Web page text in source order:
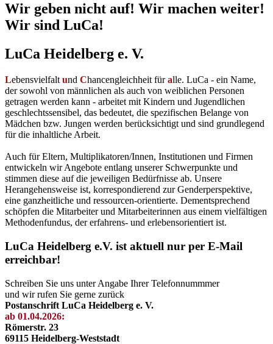
Wir geben nicht auf! Wir machen weiter!
Wir sind LuCa!
LuCa Heidelberg e. V.
Lebensvielfalt und Chancengleichheit füralle. LuCa - ein Name,
der sowohl von männlichen als auch von weiblichen Personen
getragen werden kann - arbeitet mit Kindern und Jugendlichen
geschlechtssensibel, das bedeutet, die spezifischen Belange von
Mädchen bzw. Jungen werden berücksichtigt und sind grundlegend
für die inhaltliche Arbeit.
Auch für Eltern, Multiplikatoren/Innen, Institutionen und Firmen
entwickeln wir Angebote entlang unserer Schwerpunkte und
stimmen diese auf die jeweiligen Bedürfnisse ab. Unsere
Herangehensweise ist, korrespondierend zur Genderperspektive,
eine ganzheitliche und ressourcen-orientierte. Dementsprechend
schöpfen die Mitarbeiter und Mitarbeiterinnen aus einem vielfältigen
Methodenfundus, der erfahrens- und erlebensorientiert ist.
LuCa Heidelberg e.V. ist aktuell nur per E-Mail
erreichbar!
Schreiben Sie uns unter Angabe Ihrer Telefonnummmer
und wir rufen Sie gerne zurück
Postanschrift LuCa Heidelberg e. V.
ab 01.04.2026:
Römerstr. 23
69115 Heidelberg-Weststadt